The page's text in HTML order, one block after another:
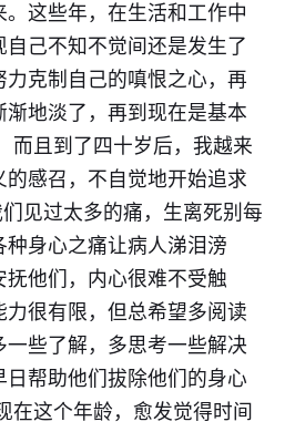
这些年，在生活和工作中
己不知不觉间还是发生了
克制自己的嗔恨之心，再
地淡了，再到现在是基本
而且到了四十岁后，我越来
感召，不自觉地开始追求
见过太多的痛，生离死别每
身心之痛让病人涕泪滂
他们，内心很难不受触
很有限，但总希望多阅读
些了解，多思考一些解决
帮助他们拔除他们的身心
在这个年龄，愈发觉得时间